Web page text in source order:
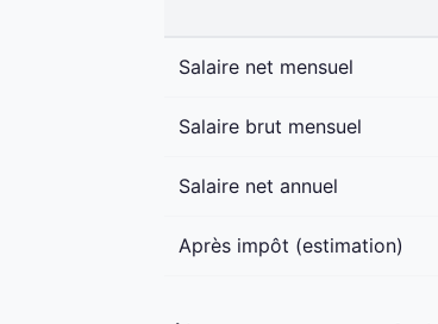
Salaire net mensuel
Salaire brut mensuel
Salaire net annuel
Après impôt (estimation)